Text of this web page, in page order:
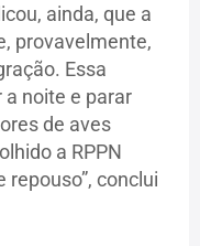
ainda, que a
provavelmente,
Essa
noite e parar
de aves
a RPPN
repouso”, conclui